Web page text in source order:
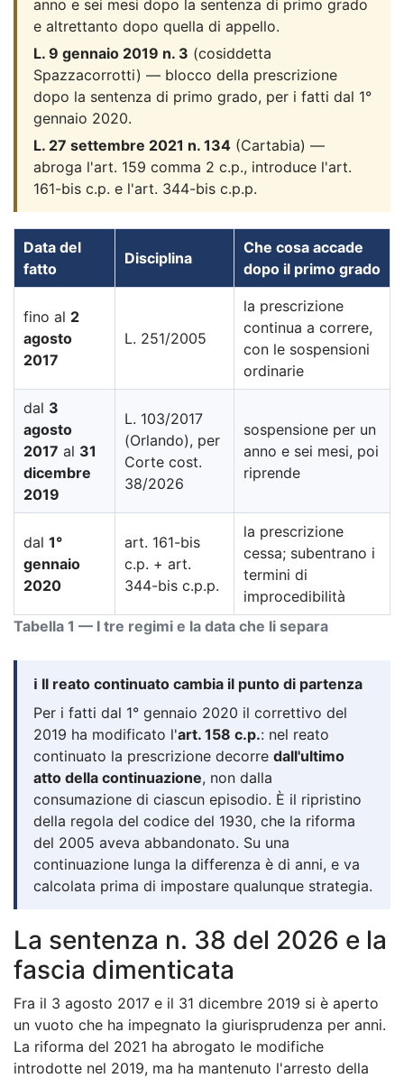
anno e sei mesi dopo la sentenza di primo grado
e altrettanto dopo quella di appello.
L. 9 gennaio 2019 n. 3 (cosiddetta
Spazzacorrotti) — blocco della prescrizione
dopo la sentenza di primo grado, per i fatti dal 1°
gennaio 2020.
L. 27 settembre 2021 n. 134 (Cartabia) —
abroga l'art. 159 comma 2 c.p., introduce l'art.
161-bis c.p. e l'art. 344-bis c.p.p.
Tabella 1 — I tre regimi e la data che li separa
Data del
fatto
Disciplina
Che cosa accade
dopo il primo grado
fino al 2
agosto
2017
L. 251/2005
la prescrizione
continua a correre,
con le sospensioni
ordinarie
dal 3
agosto
2017 al 31
dicembre
2019
L. 103/2017
(Orlando), per
Corte cost.
38/2026
sospensione per un
anno e sei mesi, poi
riprende
dal 1°
gennaio
2020
art. 161-bis
c.p. + art.
344-bis c.p.p.
la prescrizione
cessa; subentrano i
termini di
improcedibilità
ℹ️ Il reato continuato cambia il punto di partenza
Per i fatti dal 1° gennaio 2020 il correttivo del
2019 ha modificato l'art. 158 c.p.: nel reato
continuato la prescrizione decorre dall'ultimo
atto della continuazione, non dalla
consumazione di ciascun episodio. È il ripristino
della regola del codice del 1930, che la riforma
del 2005 aveva abbandonato. Su una
continuazione lunga la differenza è di anni, e va
calcolata prima di impostare qualunque strategia.
La sentenza n. 38 del 2026 e la
fascia dimenticata
Fra il 3 agosto 2017 e il 31 dicembre 2019 si è aperto
un vuoto che ha impegnato la giurisprudenza per anni.
La riforma del 2021 ha abrogato le modifiche
introdotte nel 2019, ma ha mantenuto l'arresto della